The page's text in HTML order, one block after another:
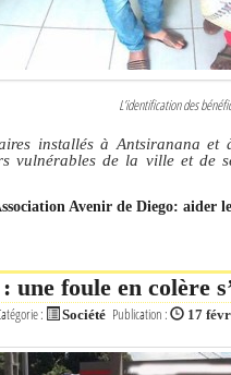
L’identification des
installés à Antsiranana et
vulnérables de la ville et de
Avenir de Diego: aider
une foule en colère
: Société Publication : 17